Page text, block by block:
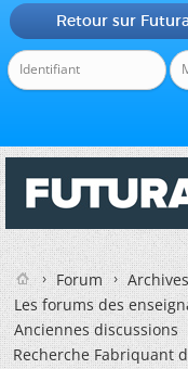
Retour sur
Forum
Les forums des
Anciennes discussions
Recherche Fabriquant